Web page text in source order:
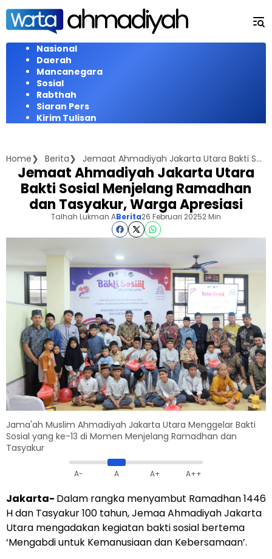
Langsung
konten
Nasional
Daerah
Mancanegara
Sosial
Rabthah
Siaran Pers
Kirim Tulisan
Home Berita Jemaat Ahmadiyah Jakarta Utara Bakti Sosial Menjelang Ramadhan dan Tasyakur, Warga Apresiasi
Jemaat Ahmadiyah Jakarta Utara
Bakti Sosial Menjelang Ramadhan
dan Tasyakur, Warga Apresiasi
Talhah Lukman ABerita26 Februari 20252 Min
Jama'ah Muslim Ahmadiyah Jakarta Utara Menggelar Bakti
Sosial yang ke-13 di Momen Menjelang Ramadhan dan
Tasyakur
A- A A+ A++
Jakarta- Dalam rangka menyambut Ramadhan 1446
H dan Tasyakur 100 tahun, Jemaa Ahmadiyah Jakarta
Utara mengadakan kegiatan bakti sosial bertema
‘Mengabdi untuk Kemanusiaan dan Kebersamaan’.